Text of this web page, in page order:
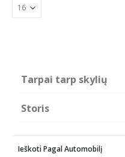
Tarpai tarp skylių
112
127
139.7
Storis
20mm
30mm
Ieškoti Pagal Automobilį